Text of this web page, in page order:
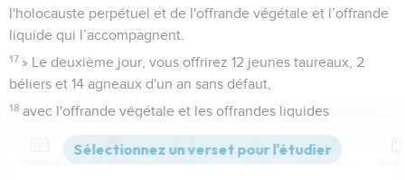
l'holocauste perpétuel et de l'offrande végétale et l’offrande
liquide qui l’accompagnent.
17 » Le deuxième jour, vous offrirez 12 jeunes taureaux, 2
béliers et 14 agneaux d'un an sans défaut,
18 avec l'offrande végétale et les offrandes liquides
prescrites pour les taureaux, les béliers et les agneaux en
fonction de leur nombre, d'après les règles établies.
Versions Commentaires Strong